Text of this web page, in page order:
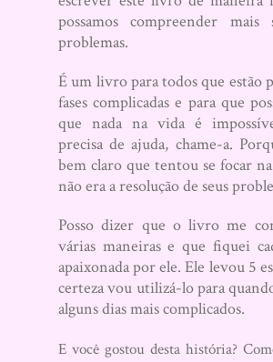
possamos compreender mais
problemas.
É um livro para todos que estão
fases complicadas e para que
que nada na vida é
precisa de ajuda, chame-a.
bem claro que tentou se focar
não era a resolução de seus
Posso dizer que o livro me
várias maneiras e que fiquei
apaixonada por ele. Ele levou 5
certeza vou utilizá-lo para
alguns dias mais complicados.
E você gostou desta história?